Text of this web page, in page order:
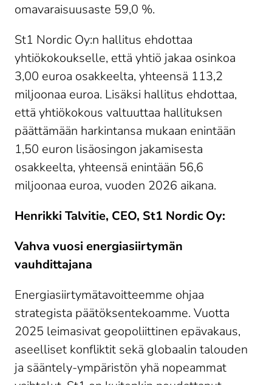
omavaraisuusaste 59,0 %.
St1 Nordic Oy:n hallitus ehdottaa
yhtiökokoukselle, että yhtiö jakaa osinkoa
3,00 euroa osakkeelta, yhteensä 113,2
miljoonaa euroa. Lisäksi hallitus ehdottaa,
että yhtiökokous valtuuttaa hallituksen
päättämään harkintansa mukaan enintään
1,50 euron lisäosingon jakamisesta
osakkeelta, yhteensä enintään 56,6
miljoonaa euroa, vuoden 2026 aikana.
Henrikki Talvitie, CEO, St1 Nordic Oy:
Vahva vuosi energiasiirtymän
vauhdittajana
Energiasiirtymätavoitteemme ohjaa
strategista päätöksentekoamme. Vuotta
2025 leimasivat geopoliittinen epävakaus,
aseelliset konfliktit sekä globaalin talouden
ja sääntely-ympäristön yhä nopeammat